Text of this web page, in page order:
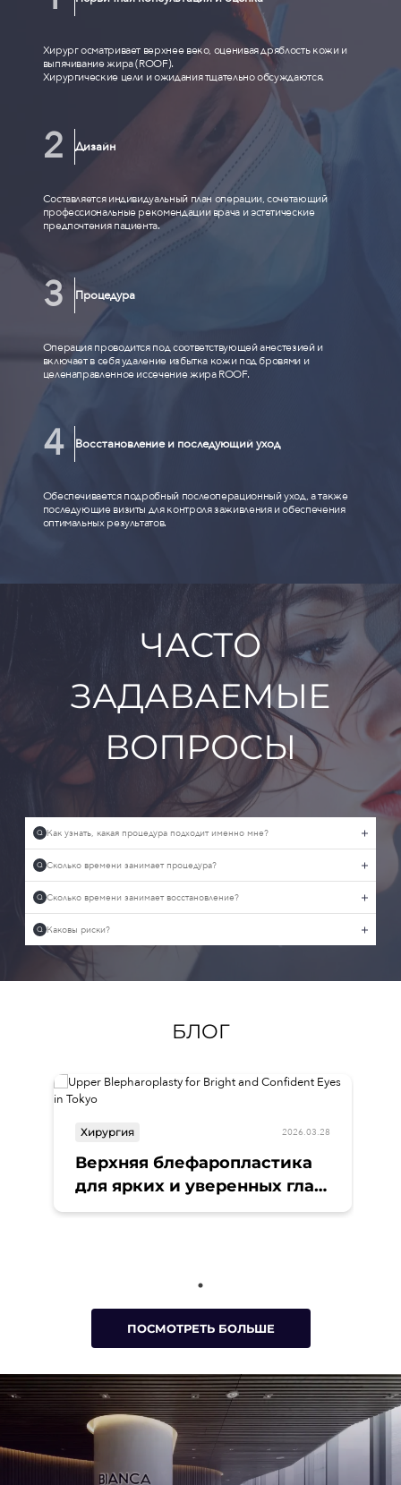
Хирург осматривает верхнее веко, оценивая дряблость кожи и
выпячивание жира (ROOF).
Хирургические цели и ожидания тщательно обсуждаются.
Дизайн
Составляется индивидуальный план операции, сочетающий
профессиональные рекомендации врача и эстетические
предпочтения пациента.
Процедура
Операция проводится под соответствующей анестезией и
включает в себя удаление избытка кожи под бровями и
целенаправленное иссечение жира ROOF.
Восстановление и последующий уход
Обеспечивается подробный послеоперационный уход, а также
последующие визиты для контроля заживления и обеспечения
оптимальных результатов.
ЧАСТО
ЗАДАВАЕМЫЕ
ВОПРОСЫ
Q Как узнать, какая процедура подходит именно мне?
Q Сколько времени занимает процедура?
Q Сколько времени занимает восстановление?
Q Каковы риски?
БЛОГ
Хирургия 2026.03.28
Верхняя блефаропластика
для ярких и уверенных глаз
в Токио
ПОСМОТРЕТЬ БОЛЬШЕ